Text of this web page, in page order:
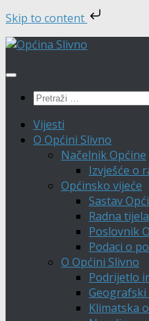
Skip to content
Skip
content
Pretraži:
Vijesti
O Općini Slivno
Načelnik Općine
Izvješće o
Općinsko vijeće
Sastav
Radna
Poslovnik
Podaci o
O Općini Slivno
Podrijetlo
Klimatska